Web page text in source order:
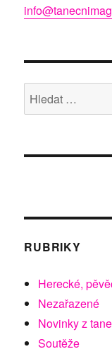
Hledat:
RUBRIKY
Herecké,
Nezařazené
Novinky z
Soutěže